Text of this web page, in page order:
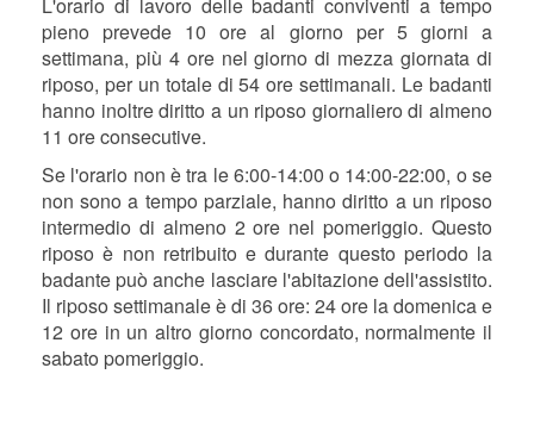
L'orario di lavoro delle badanti conviventi a tempo
pieno prevede 10 ore al giorno per 5 giorni a
settimana, più 4 ore nel giorno di mezza giornata di
riposo, per un totale di 54 ore settimanali. Le badanti
hanno inoltre diritto a un riposo giornaliero di almeno
11 ore consecutive.
Se l'orario non è tra le 6:00-14:00 o 14:00-22:00, o se
non sono a tempo parziale, hanno diritto a un riposo
intermedio di almeno 2 ore nel pomeriggio. Questo
riposo è non retribuito e durante questo periodo la
badante può anche lasciare l'abitazione dell'assistito.
Il riposo settimanale è di 36 ore: 24 ore la domenica e
12 ore in un altro giorno concordato, normalmente il
sabato pomeriggio.